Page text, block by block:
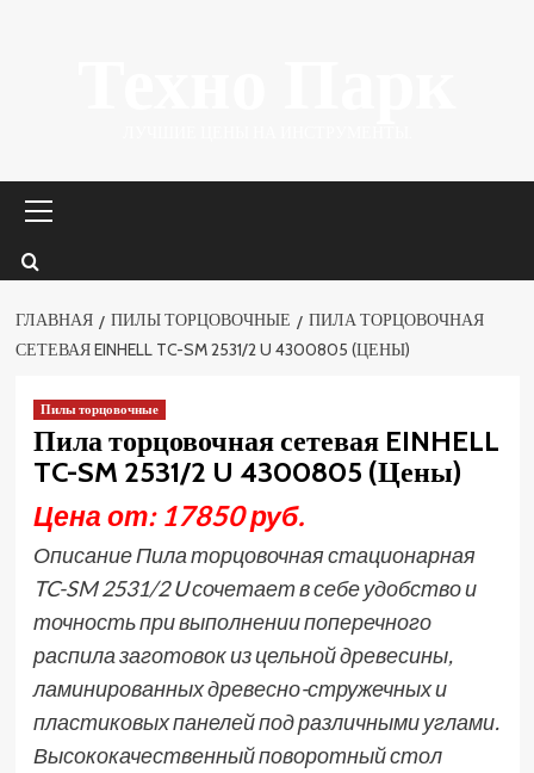
меню
ГЛАВНАЯ ПИЛЫ ТОРЦОВОЧНЫЕ
ПИЛА ТОРЦОВОЧНАЯ
СЕТЕВАЯ EINHELL TC-SM 2531/2 U 4300805 (ЦЕНЫ)
Пилы торцовочные
Пила торцовочная сетевая EINHELL
TC-SM 2531/2 U 4300805 (Цены)
Цена от: 17850 руб.
Описание Пила торцовочная стационарная
TC-SM 2531/2 U сочетает в себе удобство и
точность при выполнении поперечного
распила заготовок из цельной древесины,
ламинированных древесно-стружечных и
пластиковых панелей под различными углами.
Высококачественный поворотный стол